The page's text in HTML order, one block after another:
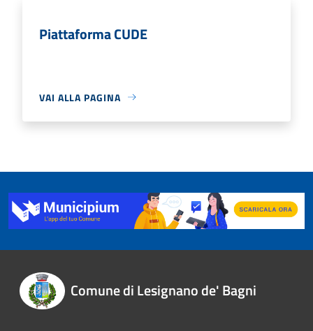
Piattaforma CUDE
VAI ALLA PAGINA
Comune di Lesignano de' Bagni